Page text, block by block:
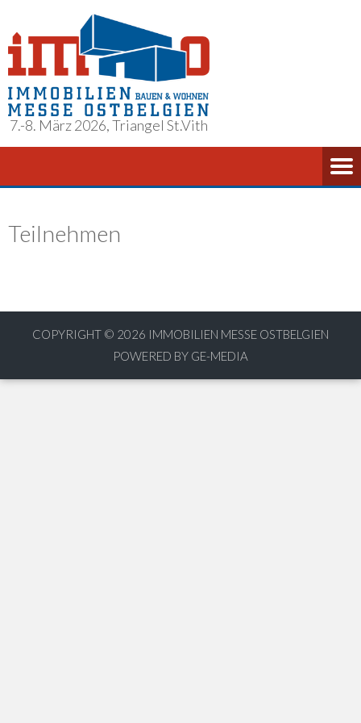
7.-8. März 2026, Triangel St.Vith
Teilnehmen
COPYRIGHT © 2026 IMMOBILIEN MESSE OSTBELGIEN
POWERED BY GE-MEDIA